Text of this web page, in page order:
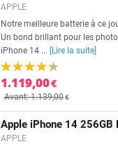
APPLE
Notre meilleure batterie à ce
Un bond brillant pour les
iPhone 14 ...
[Lire la suite]
1.119,00€
Avant: 1.139,00€
Apple iPhone 14 256GB
APPLE